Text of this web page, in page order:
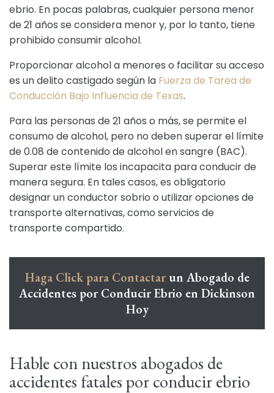
ebrio. En pocas palabras, cualquier persona menor
de 21 años se considera menor y, por lo tanto, tiene
prohibido consumir alcohol.
Proporcionar alcohol a menores o facilitar su acceso
es un delito castigado según la Fuerza de Tarea de
Conducción Bajo Influencia de Texas.
Para las personas de 21 años o más, se permite el
consumo de alcohol, pero no deben superar el límite
de 0.08 de contenido de alcohol en sangre (BAC).
Superar este límite los incapacita para conducir de
manera segura. En tales casos, es obligatorio
designar un conductor sobrio o utilizar opciones de
transporte alternativas, como servicios de
transporte compartido.
Haga Click para Contactarun Abogado de
Accidentes por Conducir Ebrio en Dickinson
Hoy
Hable con nuestros abogados de
accidentes fatales por conducir ebrio